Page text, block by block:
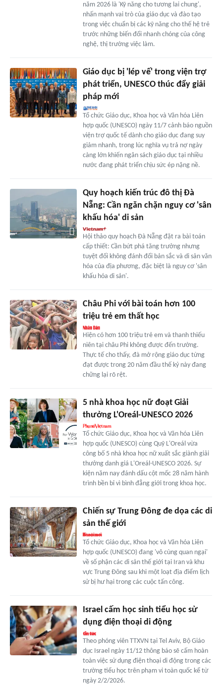
năm 2026 là 'Kỹ năng cho tương lai chung',
nhấn mạnh vai trò của giáo dục và đào tạo
trong việc chuẩn bị các kỹ năng cho thế hệ trẻ
trước những biến đổi nhanh chóng của công
nghệ, thị trường việc làm.
Giáo dục bị 'lép vế' trong viện trợ
phát triển, UNESCO thúc đẩy giải
pháp mới
Tổ chức Giáo dục, Khoa học và Văn hóa Liên
hợp quốc (UNESCO) ngày 11/7 cảnh báo nguồn
viện trợ quốc tế dành cho giáo dục đang suy
giảm nhanh, trong lúc nghĩa vụ trả nợ ngày
càng lớn khiến ngân sách giáo dục tại nhiều
nước đang phát triển chịu sức ép nặng nề.
Quy hoạch kiến trúc đô thị Đà
Nẵng: Cần ngăn chặn nguy cơ 'sân
khấu hóa' di sản
Hội thảo quy hoạch Đà Nẵng đặt ra bài toán
cấp thiết: Cần bứt phá tăng trưởng nhưng
tuyệt đối không đánh đổi bản sắc và di sản văn
hóa của địa phương, đặc biệt là nguy cơ 'sân
khấu hóa di sản'.
Châu Phi với bài toán hơn 100
triệu trẻ em thất học
Hiện có hơn 100 triệu trẻ em và thanh thiếu
niên tại châu Phi không được đến trường.
Thực tế cho thấy, đà mở rộng giáo dục từng
đạt được trong 20 năm đầu thế kỷ này đang
chững lại rõ rệt.
5 nhà khoa học nữ đoạt Giải
thưởng L'Oreál-UNESCO 2026
Tổ chức Giáo dục, Khoa học và Văn hóa Liên
hợp quốc (UNESCO) cùng Quỹ L'Oreál vừa
công bố 5 nhà khoa học nữ xuất sắc giành giải
thưởng danh giá L'Oreál-UNESCO 2026. Sự
kiện năm nay đánh dấu cột mốc 28 năm hành
trình bền bỉ vì bình đẳng giới trong khoa học.
Chiến sự Trung Đông đe dọa các di
sản thế giới
Tổ chức Giáo dục, Khoa học và Văn hóa Liên
hợp quốc (UNESCO) đang 'vô cùng quan ngại'
về số phận các di sản thế giới tại Iran và khu
vực Trung Đông sau khi một loạt địa điểm lịch
sử bị hư hại trong các cuộc tấn công.
Israel cấm học sinh tiểu học sử
dụng điện thoại di động
Theo phóng viên TTXVN tại Tel Aviv, Bộ Giáo
dục Israel ngày 11/12 thông báo sẽ cấm hoàn
toàn việc sử dụng điện thoại di động trong các
trường tiểu học trên phạm vi toàn quốc kể từ
ngày 2/2/2026.